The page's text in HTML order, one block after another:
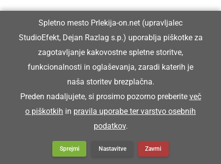
Spletno mesto Prlekija-on.net (upravljalec
StudioEfekt, Dejan Razlag s.p.) uporablja piškotke za
zagotavljanje kakovostne spletne storitve,
funkcionalnosti in oglaševanja, zaradi katerih je
naša storitev brezplačna.
Preden nadaljujete, si prosimo pozorno preberite več
o piškotkih in pravila uporabe ter varstvo osebnih
podatkov.
Sprejmi Nastavitve Zavrni